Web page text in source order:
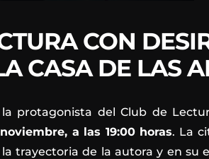
CON
CASA DE LAS
protagonista del Club de
a las 19:00 horas. La
trayectoria de la autora y en su